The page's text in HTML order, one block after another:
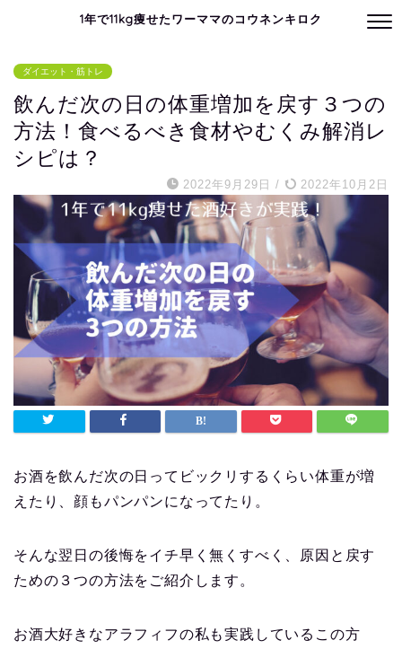
1年で11kg痩せたワーママのコウネンキロク
ダイエット・筋トレ
飲んだ次の日の体重増加を戻す３つの
方法！食べるべき食材やむくみ解消レ
シピは？
2022年9月29日 / 2022年10月2日
お酒を飲んだ次の日ってビックリするくらい体重が増
えたり、顔もパンパンになってたり。
そんな翌日の後悔をイチ早く無くすべく、原因と戻す
ための３つの方法をご紹介します。
お酒大好きなアラフィフの私も実践しているこの方